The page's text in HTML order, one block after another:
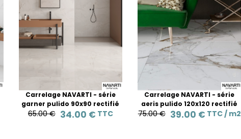
Carrelage NAVARTI - série
garner pulido 90x90 rectifié
65.00 € 34.00 € TTC
Carrelage NAVARTI - série
aeris pulido 120x120 rectifié
75.00 € 39.00 € TTC / m2